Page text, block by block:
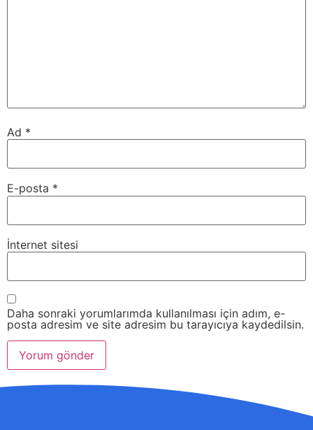
Ad *
E-posta *
İnternet sitesi
Daha sonraki yorumlarımda kullanılması için adım, e-
posta adresim ve site adresim bu tarayıcıya kaydedilsin.